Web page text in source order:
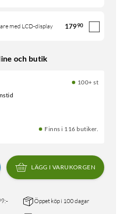
med LCD-display 17990
och butik
100+ st
Finns i 116 butiker.
LÄGG I VARUKORGEN
Öppet köp i 100 dagar